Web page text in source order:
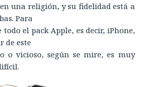
una religión, y su fidelidad está a
Para
el pack Apple, es decir, iPhone,
de este
o vicioso, según se mire, es muy